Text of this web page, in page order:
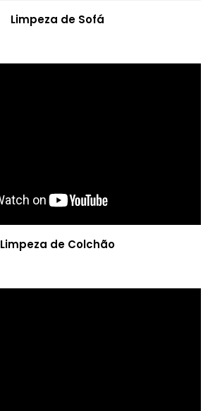
Limpeza de Sofá
Limpeza de Colchão